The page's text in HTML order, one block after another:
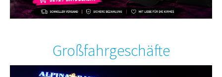
Großfahrgeschäfte